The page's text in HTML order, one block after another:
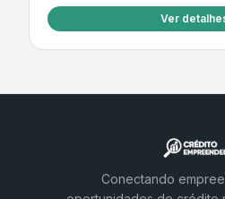
Ver
Conectando